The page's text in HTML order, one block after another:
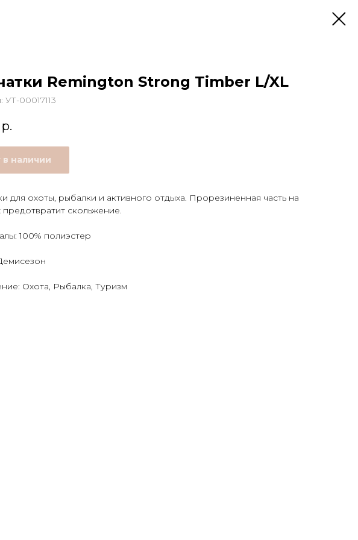
Remington Strong Timber L/XL
УТ-00017113
р.
в наличии
для охоты, рыбалки и активного отдыха. Прорезиненная часть на
предотвратит скольжение.
100% полиэстер
Охота, Рыбалка, Туризм